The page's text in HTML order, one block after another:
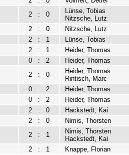
2 : 0
Lünse, Tobias
Nitzsche, Lutz
2 : 0
Nitzsche, Lutz
2 : 1
Lünse, Tobias
2 : 1
Heider, Thomas
0 : 2
Heider, Thomas
2 : 0
Heider, Thomas
Rintisch, Marc
0 : 2
Heider, Thomas
0 : 2
Heider, Thomas
2 : 0
Hackstedt, Kai
2 : 0
Nimis, Thorsten
2 : 1
Nimis, Thorsten
Hackstedt, Kai
2 : 1
Knappe, Florian